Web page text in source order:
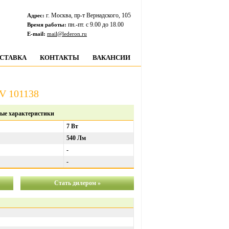
Адрес: г. Москва, пр-т Вернадского, 105
Время работы: пн.-пт. c 9.00 до 18.00
E-mail: mail@lederon.ru
КОНТАКТЫ ВАКАНСИИ
101138
характеристики
7 Вт
540 Лм
-
-
Стать дилером »